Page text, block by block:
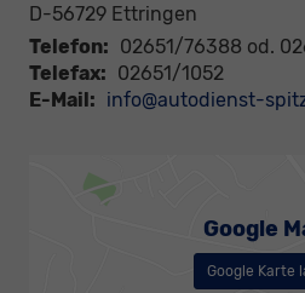
D-56729 Ettringen
Telefon: 02651/76388 od.
Telefax: 02651/1052
E-Mail: info@autodienst-
Google
Google Karte